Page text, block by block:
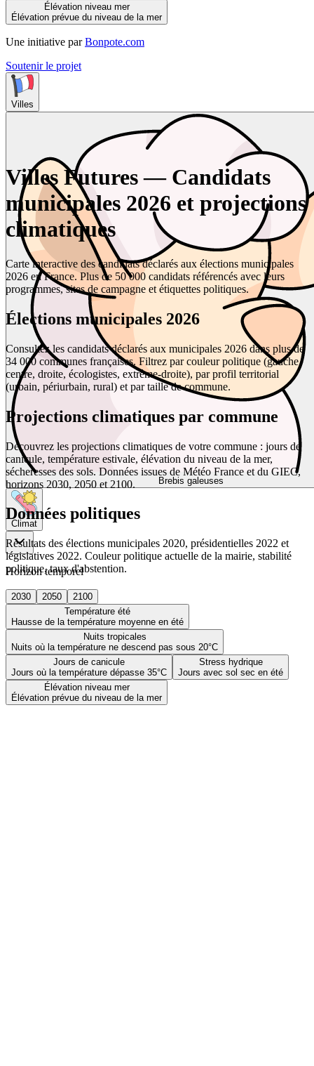
Élévation niveau mer
Élévation prévue du niveau de la mer
Une initiative par Bonpote.com
Soutenir le projet
Villes
Brebis galeuses
Climat
Horizon temporel
2030 2050
2100
Température été
Hausse de la température moyenne en été
Nuits tropicales
Nuits où la température ne descend pas sous 20°C
Jours de canicule
Jours où la température dépasse 35°C
Stress hydrique
Jours avec sol sec en été
Élévation niveau mer
Élévation prévue du niveau de la mer
Villes Futures — Candidats
municipales 2026 et projections
climatiques
Carte interactive des candidats déclarés aux élections municipales
2026 en France. Plus de 50 000 candidats référencés avec leurs
programmes, sites de campagne et étiquettes politiques.
Élections municipales 2026
Consultez les candidats déclarés aux municipales 2026 dans plus de
34 000 communes françaises. Filtrez par couleur politique (gauche,
centre, droite, écologistes, extrême-droite), par profil territorial
(urbain, périurbain, rural) et par taille de commune.
Projections climatiques par commune
Découvrez les projections climatiques de votre commune : jours de
canicule, température estivale, élévation du niveau de la mer,
sécheresses des sols. Données issues de Météo France et du GIEC,
horizons 2030, 2050 et 2100.
Données politiques
Résultats des élections municipales 2020, présidentielles 2022 et
législatives 2022. Couleur politique actuelle de la mairie, stabilité
politique, taux d'abstention.